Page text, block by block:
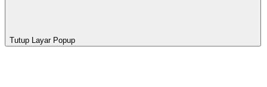
Tutup Layar Popup